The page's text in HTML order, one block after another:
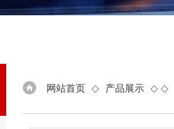
网站首页 ◇ 产品展示 ◇ ◇